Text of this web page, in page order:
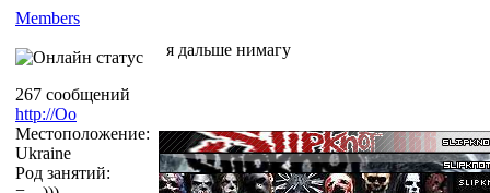
Members
267 сообщений
http://Оо
Местоположение:
Ukraine
Род занятий:
я дальше нимагу